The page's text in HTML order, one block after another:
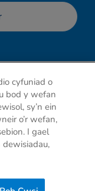
defnyddio
cyfuniad o
bod y wefan
sy’n ein
o’r wefan,
I gael